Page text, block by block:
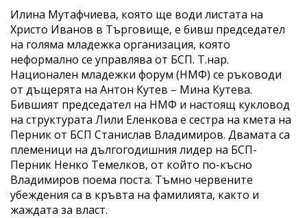
Илина Мутафчиева, която ще води листата на
Христо Иванов в Търговище, е бивш председател
на голяма младежка организация, която
неформално се управлява от БСП. Т.нар.
Национален младежки форум (НМФ) се ръководи
от дъщерята на Антон Кутев – Мина Кутeва.
Бившият председател на НМФ и настоящ кукловод
на структурата Лили Еленкова е сестра на кмета на
Перник от БСП Станислав Владимиров. Двамата са
племеници на дългогодишния лидер на БСП-
Перник Ненко Темелков, от който по-късно
Владимиров поема поста. Тъмно червените
убеждения са в кръвта на фамилията, както и
жаждата за власт.